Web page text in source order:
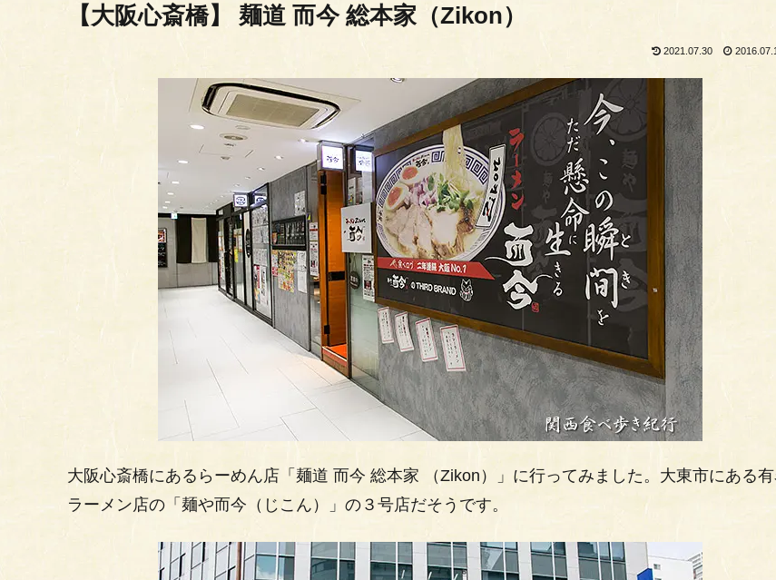
【大阪心斎橋】 麺道 而今 総本家（Zikon）
2021.07.30
大阪心斎橋にあるらーめん店「麺道 而今 総本家 （Zikon）」に行ってみました。大東市にある有
ラーメン店の「麺や而今（じこん）」の３号店だそうです。